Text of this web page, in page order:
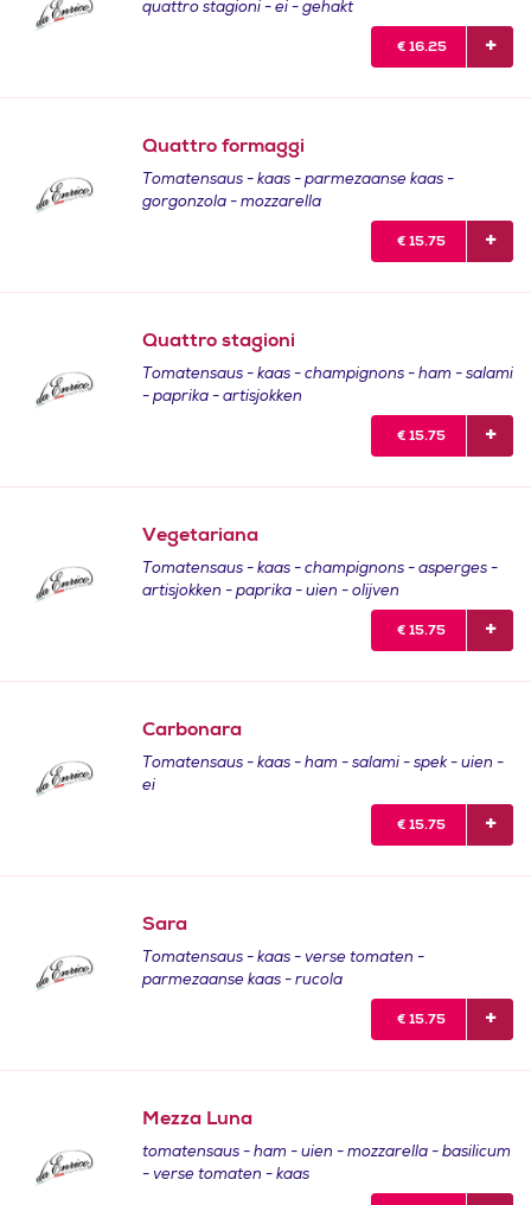
quattro stagioni - ei - gehakt
€ 16.25
Quattro formaggi
Tomatensaus - kaas - parmezaanse kaas -
gorgonzola - mozzarella
€ 15.75
Quattro stagioni
Tomatensaus - kaas - champignons - ham - salami
- paprika - artisjokken
€ 15.75
Vegetariana
Tomatensaus - kaas - champignons - asperges -
artisjokken - paprika - uien - olijven
€ 15.75
Carbonara
Tomatensaus - kaas - ham - salami - spek - uien -
ei
€ 15.75
Sara
Tomatensaus - kaas - verse tomaten -
parmezaanse kaas - rucola
€ 15.75
Mezza Luna
tomatensaus - ham - uien - mozzarella - basilicum
- verse tomaten - kaas